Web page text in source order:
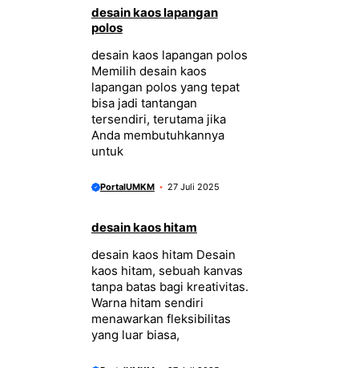
desain kaos lapangan
polos
desain kaos lapangan polos
Memilih desain kaos
lapangan polos yang tepat
bisa jadi tantangan
tersendiri, terutama jika
Anda membutuhkannya
untuk
PortalUMKM 27 Juli 2025
desain kaos hitam
desain kaos hitam Desain
kaos hitam, sebuah kanvas
tanpa batas bagi kreativitas.
Warna hitam sendiri
menawarkan fleksibilitas
yang luar biasa,